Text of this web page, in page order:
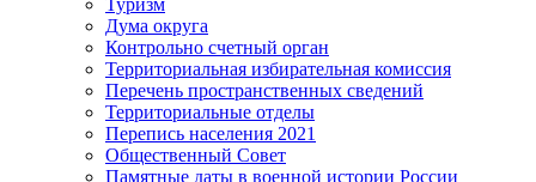
Туризм
Дума округа
Контрольно счетный орган
Территориальная избирательная комиссия
Перечень пространственных сведений
Территориальные отделы
Перепись населения 2021
Общественный Совет
Памятные даты в военной истории России